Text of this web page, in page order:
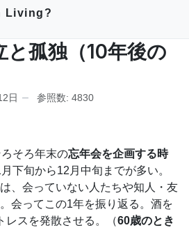
Living?
と孤独（10年後の
日 参照数: 4830
そろ年末の忘年会を企画する時
下旬から12月中旬までが多い。
、会っていない人たちや知人・友
会ってこの1年を振り返る。酒を
レスを発散させる。（60歳のとき